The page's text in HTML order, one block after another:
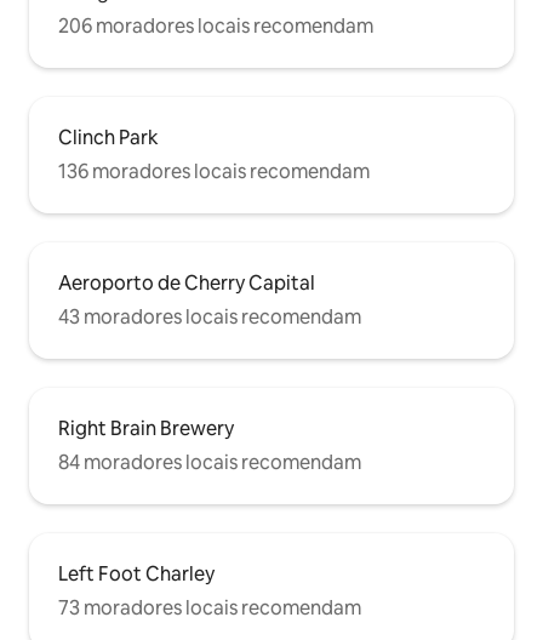
206 moradores locais recomendam
Clinch Park
136 moradores locais recomendam
Aeroporto de Cherry Capital
43 moradores locais recomendam
Right Brain Brewery
84 moradores locais recomendam
Left Foot Charley
73 moradores locais recomendam